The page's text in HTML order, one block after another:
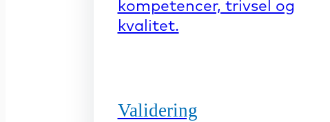
kompetencer, trivsel og
kvalitet.
Validering